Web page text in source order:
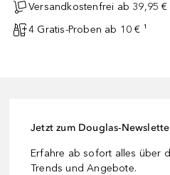
Versandkostenfrei ab 39,95 €
4 Gratis-Proben ab 10 € ¹
Jetzt zum Douglas-
Erfahre ab sofort alles über
Trends und Angebote.